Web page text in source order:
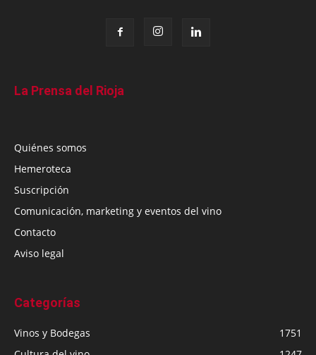
La Prensa del Rioja
Quiénes somos
Hemeroteca
Suscripción
Comunicación, marketing y eventos del vino
Contacto
Aviso legal
Categorías
Vinos y Bodegas
1751